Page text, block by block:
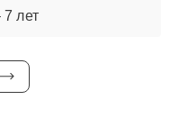
лет